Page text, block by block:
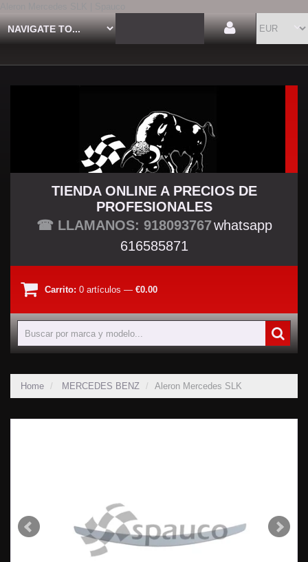
TU TIENDA TUNING
TIENDA ONLINE A PRECIOS DE
PROFESIONALES
☎ LLAMANOS: 918093767whatsapp
616585871
Carrito: 0 artículos — €0.00
Home MERCEDES BENZ Aleron Mercedes SLK